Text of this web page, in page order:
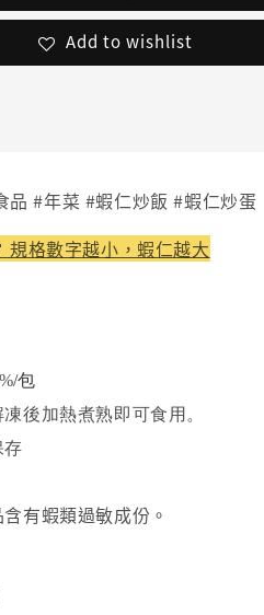
Add to wishlist
品 #年菜 #蝦仁炒飯 #蝦仁炒蛋
規格數字越小，蝦仁越大
/包
後加熱煮熟即可食用。
存
有蝦類過敏成份。